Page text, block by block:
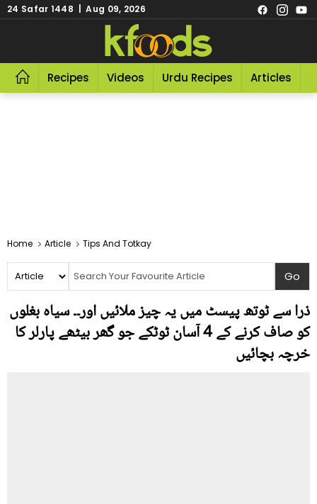
24 Safar 1448 | Aug 09, 2026
Recipes Videos Urdu Recipes Articles
Home Article Tips And Totkay
ذرا سے ٹوتھ پیسٹ میں یہ چیز ملائیں اور۔۔ سیاہ بغلوں
کو صاف کرنے کے 4 آسان ٹوٹکے جو گھر بیٹھے پارلر کا
خرچہ بچائیں